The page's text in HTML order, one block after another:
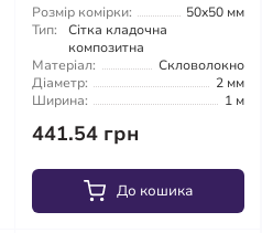
Розмір комірки:
50x50 мм
Тип:
Сітка кладочна
композитна
Матеріал:
Скловолокно
Діаметр:
2 мм
Ширина:
1 м
441.54 грн
До кошика